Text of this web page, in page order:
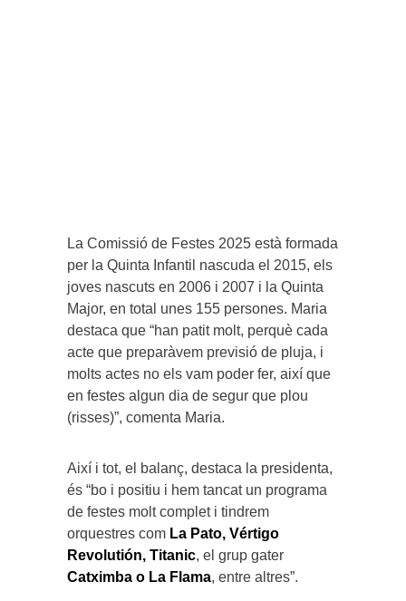
La Comissió de Festes 2025 està formada
per la Quinta Infantil nascuda el 2015, els
joves nascuts en 2006 i 2007 i la Quinta
Major, en total unes 155 persones. Maria
destaca que “han patit molt, perquè cada
acte que preparàvem previsió de pluja, i
molts actes no els vam poder fer, així que
en festes algun dia de segur que plou
(risses)”, comenta Maria.
Així i tot, el balanç, destaca la presidenta,
és “bo i positiu i hem tancat un programa
de festes molt complet i tindrem
orquestres com La Pato, Vértigo
Revolutión, Titanic, el grup gater
Catximba o La Flama, entre altres”.